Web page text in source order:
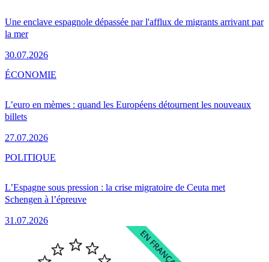
Une enclave espagnole dépassée par l'afflux de migrants arrivant par
la mer
30.07.2026
L’euro en mèmes : quand les Européens détournent les nouveaux
billets
27.07.2026
ÉCONOMIE
L’Espagne sous pression : la crise migratoire de Ceuta met
Schengen à l’épreuve
31.07.2026
POLITIQUE